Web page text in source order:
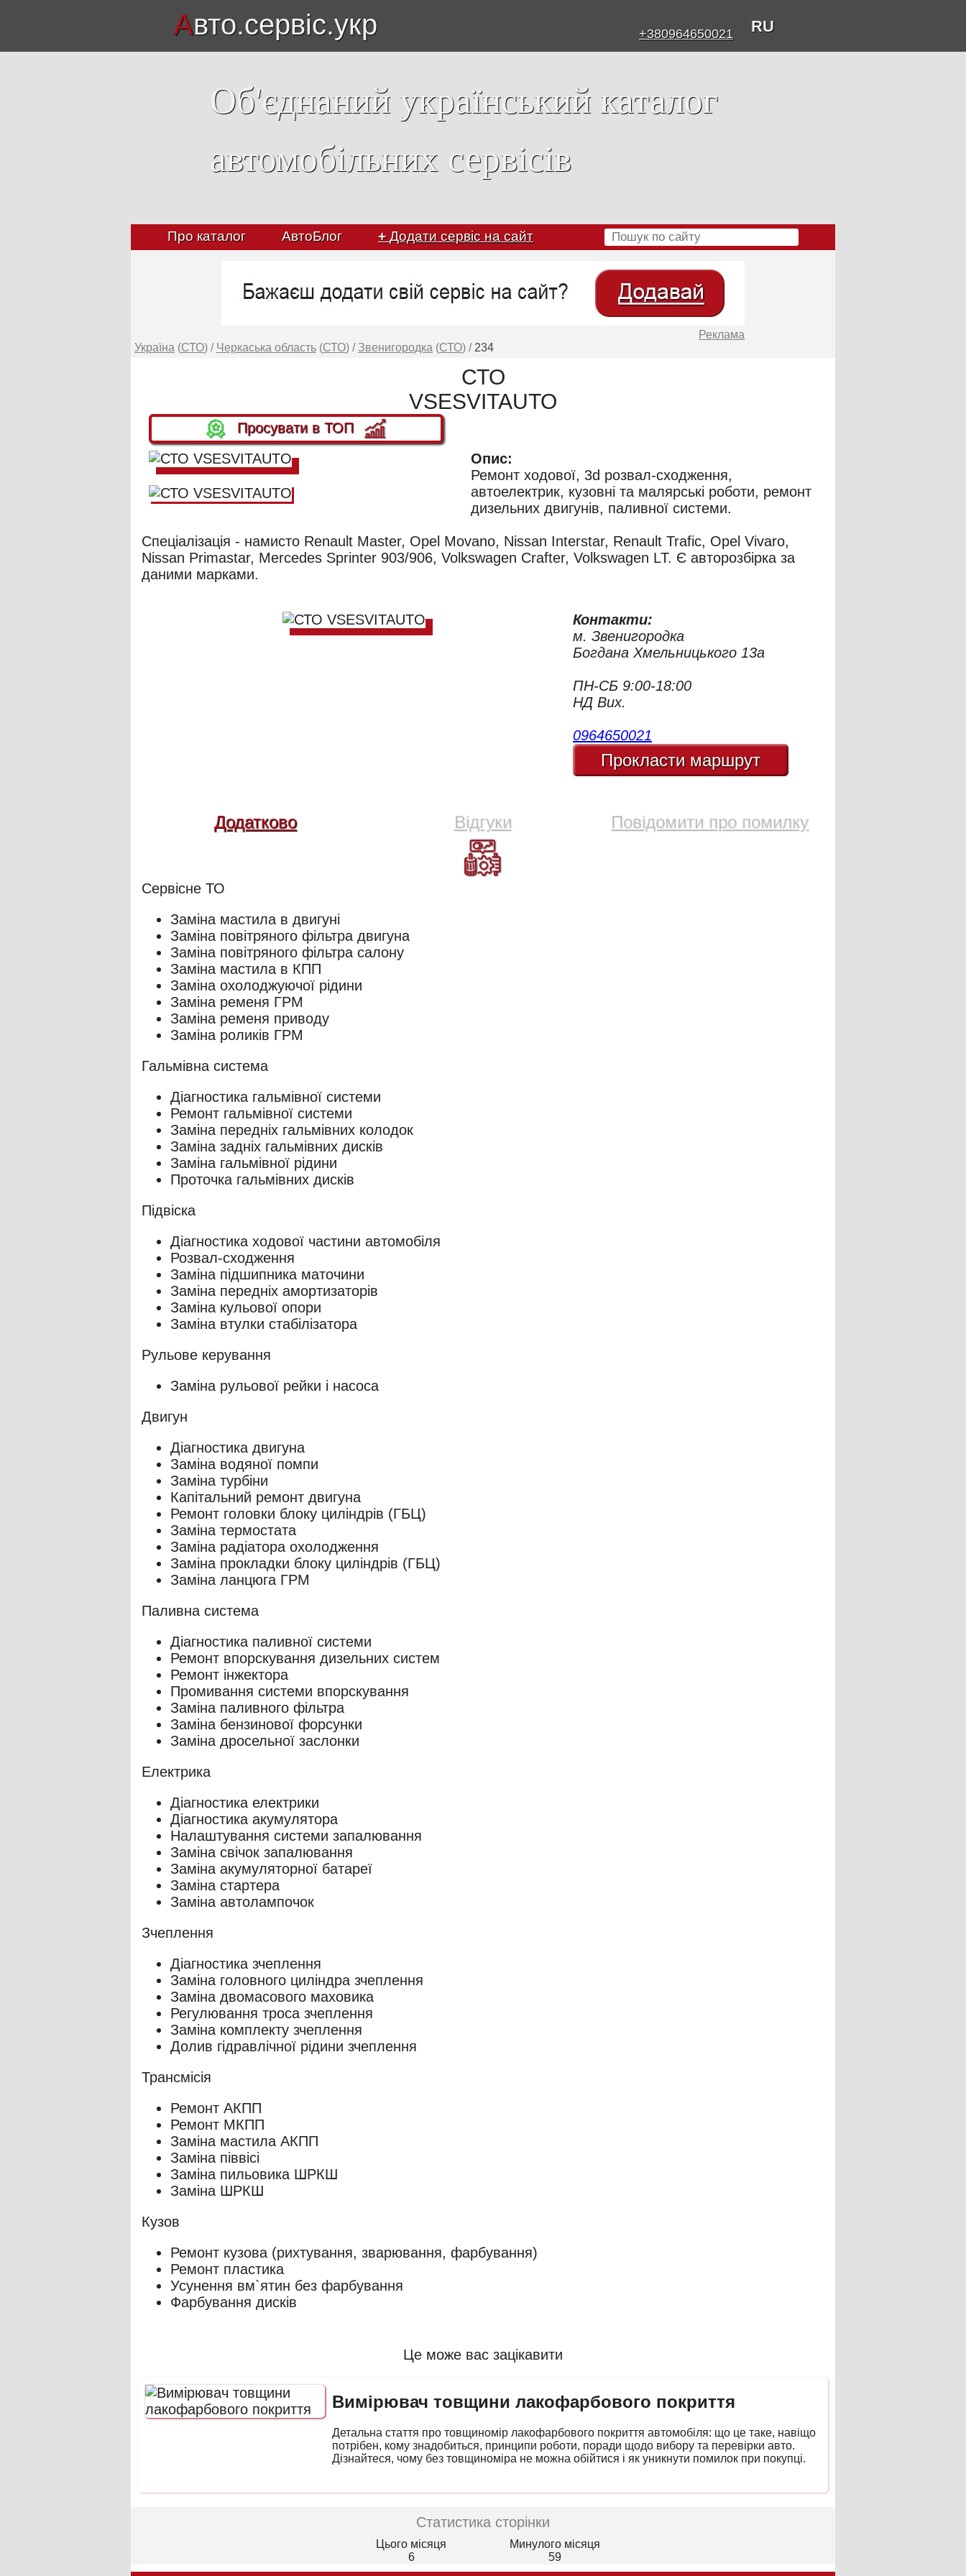
Авто.сервіс.укр +380964650021 RU
Об'єднаний український каталог
автомобільних сервісів
Про каталог АвтоБлог + Додати сервіс на сайт
Реклама
Україна (СТО) / Черкаська область (СТО) / Звенигородка (СТО) / 234
СТО
VSESVITAUTO
Просувати в ТОП
Опис:
Ремонт ходової, 3d розвал-сходження,
автоелектрик, кузовні та малярські роботи, ремонт
дизельних двигунів, паливної системи.
Спеціалізація - намисто Renault Master, Opel Movano, Nissan Interstar, Renault Trafic, Opel Vivaro,
Nissan Primastar, Mercedes Sprinter 903/906, Volkswagen Crafter, Volkswagen LT. Є авторозбірка за
даними марками.
Контакти:
м. Звенигородка
Богдана Хмельницького 13а
ПН-СБ 9:00-18:00
НД Вих.
0964650021
Прокласти маршрут
Додатково Відгуки Повідомити про помилку
Сервісне ТО
Заміна мастила в двигуні
Заміна повітряного фільтра двигуна
Заміна повітряного фільтра салону
Заміна мастила в КПП
Заміна охолоджуючої рідини
Заміна ременя ГРМ
Заміна ременя приводу
Заміна роликів ГРМ
Гальмівна система
Діагностика гальмівної системи
Ремонт гальмівної системи
Заміна передніх гальмівних колодок
Заміна задніх гальмівних дисків
Заміна гальмівної рідини
Проточка гальмівних дисків
Підвіска
Діагностика ходової частини автомобіля
Розвал-сходження
Заміна підшипника маточини
Заміна передніх амортизаторів
Заміна кульової опори
Заміна втулки стабілізатора
Рульове керування
Заміна рульової рейки і насоса
Двигун
Діагностика двигуна
Заміна водяної помпи
Заміна турбіни
Капітальний ремонт двигуна
Ремонт головки блоку циліндрів (ГБЦ)
Заміна термостата
Заміна радіатора охолодження
Заміна прокладки блоку циліндрів (ГБЦ)
Заміна ланцюга ГРМ
Паливна система
Діагностика паливної системи
Ремонт впорскування дизельних систем
Ремонт інжектора
Промивання системи впорскування
Заміна паливного фільтра
Заміна бензинової форсунки
Заміна дросельної заслонки
Електрика
Діагностика електрики
Діагностика акумулятора
Налаштування системи запалювання
Заміна свічок запалювання
Заміна акумуляторної батареї
Заміна стартера
Заміна автолампочок
Зчеплення
Діагностика зчеплення
Заміна головного циліндра зчеплення
Заміна двомасового маховика
Регулювання троса зчеплення
Заміна комплекту зчеплення
Долив гідравлічної рідини зчеплення
Трансмісія
Ремонт АКПП
Ремонт МКПП
Заміна мастила АКПП
Заміна піввісі
Заміна пильовика ШРКШ
Заміна ШРКШ
Кузов
Ремонт кузова (рихтування, зварювання, фарбування)
Ремонт пластика
Усунення вм`ятин без фарбування
Фарбування дисків
Це може вас зацікавити
Вимірювач товщини лакофарбового покриття
Детальна стаття про товщиномір лакофарбового покриття автомобіля: що це таке, навіщо
потрібен, кому знадобиться, принципи роботи, поради щодо вибору та перевірки авто.
Дізнайтеся, чому без товщиноміра не можна обійтися і як уникнути помилок при покупці.
Статистика сторінки
Цього місяця
6
Минулого місяця
59